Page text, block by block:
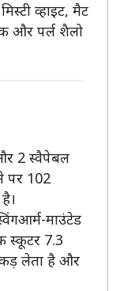
व्हाइट, मैट
और पर्ल शैलो
2 स्वैपेबल
पर 102
माउंटेड
स्कूटर 7.3
लेता है और